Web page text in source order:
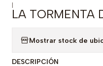
|
LA TORMENTA
Mostrar stock de
DESCRIPCIÓN